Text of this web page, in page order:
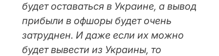
будет оставаться в Украине, а вывод
прибыли в офшоры будет очень
затруднен. И даже если их можно
будет вывести из Украины, то